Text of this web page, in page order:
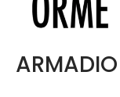
ARMADIO